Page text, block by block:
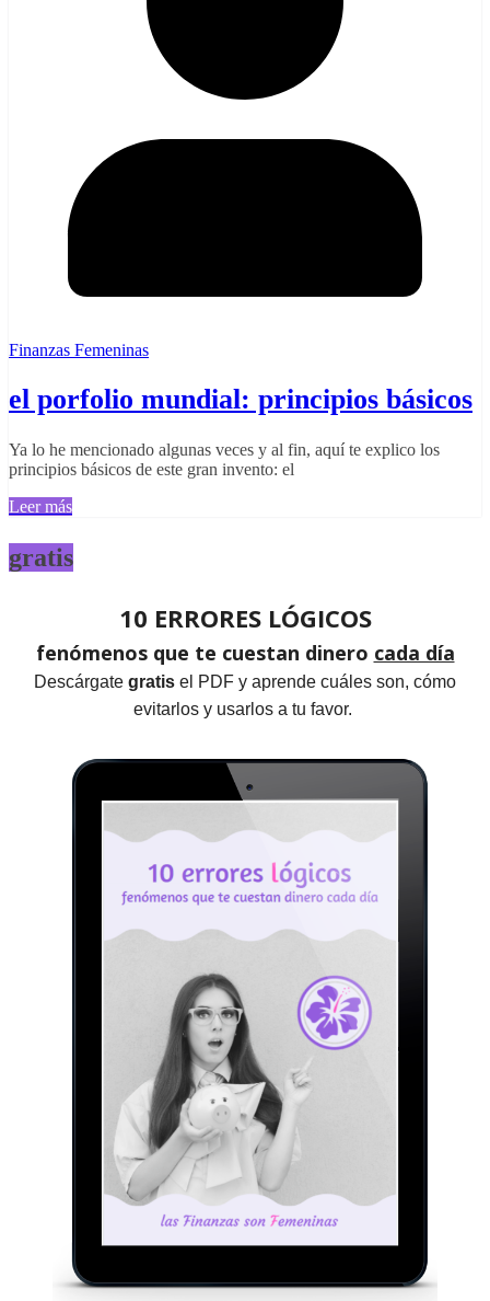
Finanzas Femeninas
el porfolio mundial: principios básicos
Ya lo he mencionado algunas veces y al fin, aquí te explico los
principios básicos de este gran invento: el
Leer más
gratis